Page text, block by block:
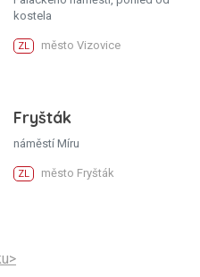
kostela
ZL město Vizovice
Fryšták
náměstí Míru
ZL město Fryšták